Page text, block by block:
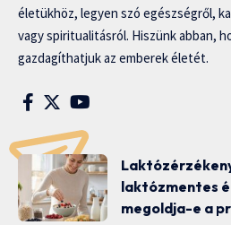
életükhöz, legyen szó egészségről,
vagy spiritualitásról. Hiszünk abban,
gazdagíthatjuk az emberek életét.
laktózmentes
megoldja-e a